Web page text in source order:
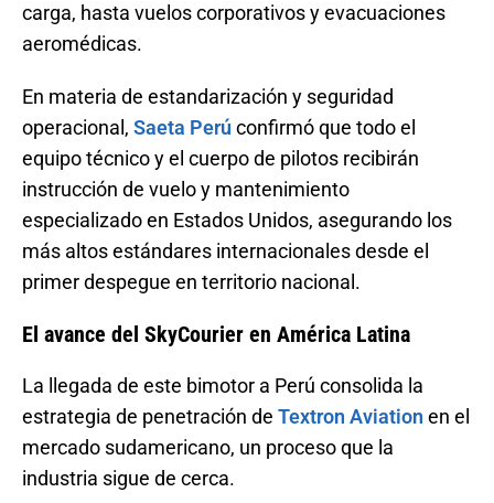
carga, hasta vuelos corporativos y evacuaciones
aeromédicas.
En materia de estandarización y seguridad
operacional, Saeta Perú confirmó que todo el
equipo técnico y el cuerpo de pilotos recibirán
instrucción de vuelo y mantenimiento
especializado en Estados Unidos, asegurando los
más altos estándares internacionales desde el
primer despegue en territorio nacional.
El avance del SkyCourier en América Latina
La llegada de este bimotor a Perú consolida la
estrategia de penetración de Textron Aviation en el
mercado sudamericano, un proceso que la
industria sigue de cerca.